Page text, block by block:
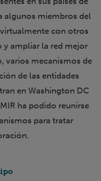
algunos miembros del
con otros
y ampliar la red mejor
varios mecanismos de
de las entidades
en Washington DC
ha podido reunirse
para tratar